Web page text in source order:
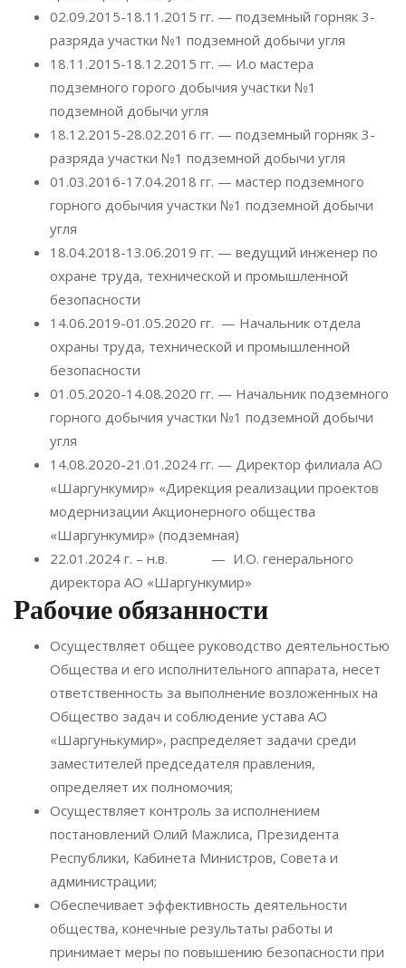
02.09.2015-18.11.2015 гг. — подземный горняк 3-
разряда участки №1 подземной добычи угля
18.11.2015-18.12.2015 гг. — И.о мастера
подземного горого добычия участки №1
подземной добычи угля
18.12.2015-28.02.2016 гг. — подземный горняк 3-
разряда участки №1 подземной добычи угля
01.03.2016-17.04.2018 гг. — мастер подземного
горного добычия участки №1 подземной добычи
угля
18.04.2018-13.06.2019 гг. — ведущий инженер по
охране труда, технической и промышленной
безопасности
14.06.2019-01.05.2020 гг. — Начальник отдела
охраны труда, технической и промышленной
безопасности
01.05.2020-14.08.2020 гг. — Начальник подземного
горного добычия участки №1 подземной добычи
угля
14.08.2020-21.01.2024 гг. — Директор филиала АО
«Шаргункумир» «Дирекция реализации проектов
модернизации Акционерного общества
«Шаргункумир» (подземная)
22.01.2024 г. – н.в. — И.О. генерального
директора АО «Шаргункумир»
Рабочие обязанности
Осуществляет общее руководство деятельностью
Общества и его исполнительного аппарата, несет
ответственность за выполнение возложенных на
Общество задач и соблюдение устава АО
«Шаргунькумир», распределяет задачи среди
заместителей председателя правления,
определяет их полномочия;
Осуществляет контроль за исполнением
постановлений Олий Мажлиса, Президента
Республики, Кабинета Министров, Совета и
администрации;
Обеспечивает эффективность деятельности
общества, конечные результаты работы и
принимает меры по повышению безопасности при